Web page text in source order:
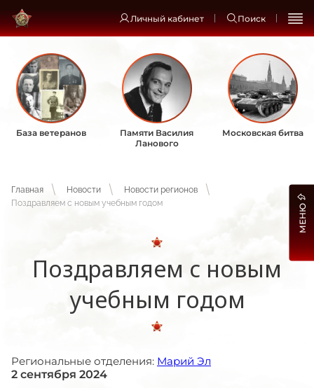
Личный кабинет Поиск
База ветеранов
Памяти Василия
Ланового
Московская битва
Главная Новости
Новости регионов
Поздравляем с новым учебным годом
Поздравляем с новым
учебным годом
Региональные отделения: Марий Эл
2 сентября 2024
МЕНЮ